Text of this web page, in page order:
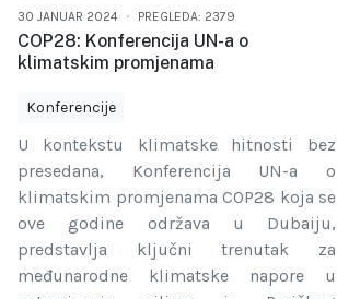
30 JANUAR 2024 PREGLEDA: 2379
COP28: Konferencija UN-a o
klimatskim promjenama
Konferencije
U kontekstu klimatske hitnosti bez
presedana, Konferencija UN-a o
klimatskim promjenama COP28 koja se
ove godine održava u Dubaiju,
predstavlja ključni trenutak za
međunarodne klimatske napore u